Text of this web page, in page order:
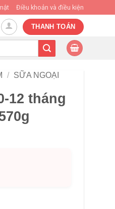
Điều khoản và điều kiện
THANH TOÁN
/ SỮA NGOẠI
12 tháng